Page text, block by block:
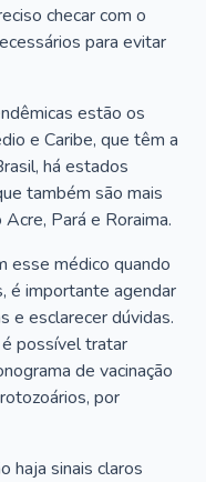
checar com o
para evitar
estão os
e Caribe, que têm a
há estados
também são mais
Pará e Roraima.
esse médico quando
é importante agendar
e esclarecer dúvidas.
possível tratar
de vacinação
por
haja sinais claros